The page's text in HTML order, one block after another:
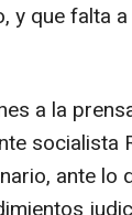
y que falta
a la
socialista
ante lo